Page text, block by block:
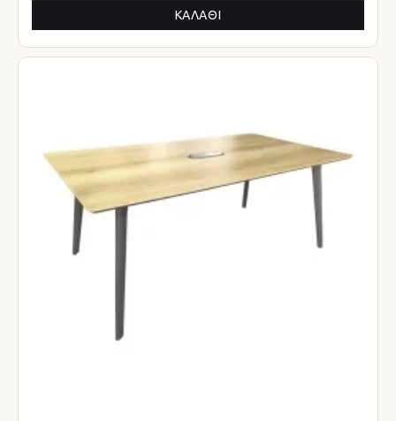
ΚΑΛΆΘΙ